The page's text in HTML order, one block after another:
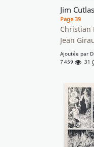
Jim
Page 39
Christian
Jean
Ajoutée par
7 459
31